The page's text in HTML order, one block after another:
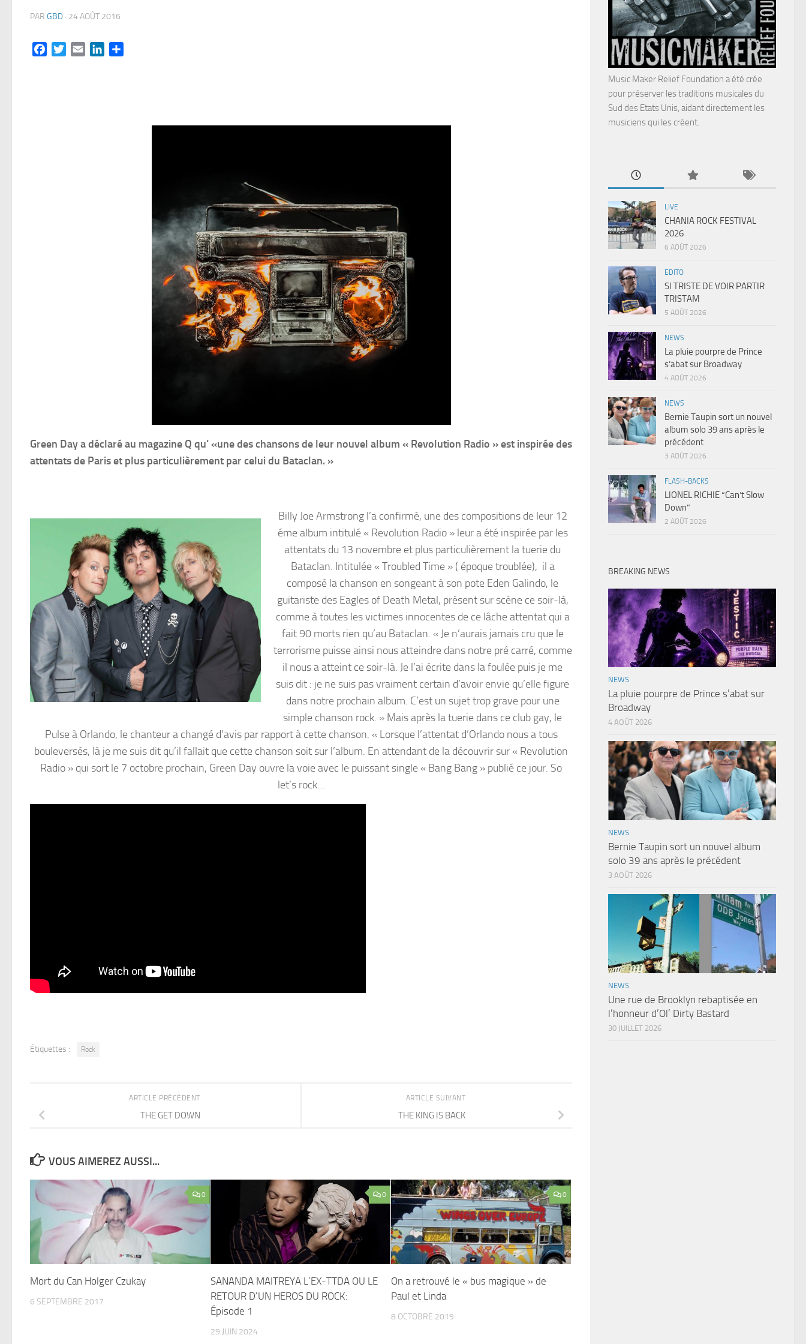
PAR GBD · 24 AOÛT 2016
FacebookTwitterEmail LinkedIn
Green Day a déclaré au magazine Q qu’ «une des chansons de leur nouvel album « Revolution Radio » est inspirée des
attentats de Paris et plus particulièrement par celui du Bataclan. »
Billy Joe Armstrong l’a confirmé, une des compositions de leur 12
éme album intitulé « Revolution Radio » leur a été inspirée par les
attentats du 13 novembre et plus particulièrement la tuerie du
Bataclan. Intitulée « Troubled Time » ( époque troublée), il a
composé la chanson en songeant à son pote Eden Galindo, le
guitariste des Eagles of Death Metal, présent sur scène ce soir-là,
comme à toutes les victimes innocentes de ce lâche attentat qui a
fait 90 morts rien qu’au Bataclan. « Je n’aurais jamais cru que le
terrorisme puisse ainsi nous atteindre dans notre pré carré, comme
il nous a atteint ce soir-là. Je l’ai écrite dans la foulée puis je me
suis dit : je ne suis pas vraiment certain d’avoir envie qu’elle figure
dans notre prochain album. C’est un sujet trop grave pour une
simple chanson rock. » Mais après la tuerie dans ce club gay, le
Pulse à Orlando, le chanteur a changé d’avis par rapport à cette chanson. « Lorsque l’attentat d’Orlando nous a tous
bouleversés, là je me suis dit qu’il fallait que cette chanson soit sur l’album. En attendant de la découvrir sur « Revolution
Radio » qui sort le 7 octobre prochain, Green Day ouvre la voie avec le puissant single « Bang Bang » publié ce jour. So
let’s rock…
Étiquettes : Rock
ARTICLE SUIVANT
THE KING IS BACK
ARTICLE PRÉCÉDENT
THE GET DOWN
VOUS AIMEREZ AUSSI...
0
Mort du Can Holger Czukay
6 SEPTEMBRE 2017
0
SANANDA MAITREYA L’EX-TTDA OU LE
RETOUR D’UN HEROS DU ROCK:
Épisode 1
29 JUIN 2024
0
On a retrouvé le « bus magique » de
Paul et Linda
8 OCTOBRE 2019
Music Maker Relief Foundation a été crée
pour préserver les traditions musicales du
Sud des Etats Unis, aidant directement les
musiciens qui les créent.
LIVE
CHANIA ROCK FESTIVAL
2026
6 AOÛT 2026
EDITO
SI TRISTE DE VOIR PARTIR
TRISTAM
5 AOÛT 2026
NEWS
La pluie pourpre de Prince
s’abat sur Broadway
4 AOÛT 2026
NEWS
Bernie Taupin sort un nouvel
album solo 39 ans après le
précédent
3 AOÛT 2026
FLASH-BACKS
LIONEL RICHIE “Can’t Slow
Down”
2 AOÛT 2026
BREAKING NEWS
NEWS
La pluie pourpre de Prince s’abat sur
Broadway
4 AOÛT 2026
NEWS
Bernie Taupin sort un nouvel album
solo 39 ans après le précédent
3 AOÛT 2026
NEWS
Une rue de Brooklyn rebaptisée en
l’honneur d’Ol’ Dirty Bastard
30 JUILLET 2026